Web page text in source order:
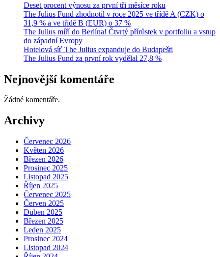
Deset procent výnosu za první tři měsíce roku
The Julius Fund zhodnotil v roce 2025 ve třídě A (CZK) o
31,9 % a ve třídě B (EUR) o 37 %
The Julius míří do Berlína! Čtvrtý přírůstek v portfoliu a vstup
do západní Evropy
Hotelová síť The Julius expanduje do Budapešti
The Julius Fund za první rok vydělal 27,8 %
Nejnovější komentáře
Žádné komentáře.
Archivy
Červenec 2026
Květen 2026
Březen 2026
Prosinec 2025
Listopad 2025
Říjen 2025
Červenec 2025
Červen 2025
Duben 2025
Březen 2025
Leden 2025
Prosinec 2024
Listopad 2024